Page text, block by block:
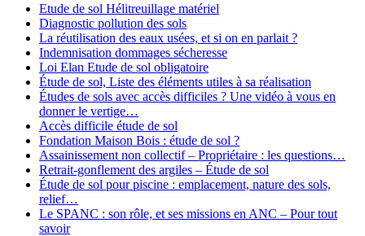
Etude de sol Hélitreuillage matériel
Diagnostic pollution des sols
La réutilisation des eaux usées, et si on en parlait ?
Indemnisation dommages sécheresse
Loi Elan Etude de sol obligatoire
Étude de sol, Liste des éléments utiles à sa réalisation
Études de sols avec accès difficiles ? Une vidéo à vous en
donner le vertige…
Accès difficile étude de sol
Fondation Maison Bois : étude de sol ?
Assainissement non collectif – Propriétaire : les questions…
Retrait-gonflement des argiles – Étude de sol
Étude de sol pour piscine : emplacement, nature des sols,
relief…
Le SPANC : son rôle, et ses missions en ANC – Pour tout
savoir